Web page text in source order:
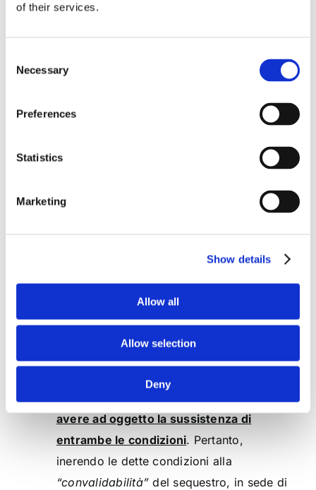
of their services.
Selection
Necessary
Preferences
Statistics
Marketing
Show details
Allow all
Allow selection
Deny
periculum.
solo in quanto confermata dalla giurisprudenza
diversi autori quali: Fabio Fiorucci,
“Tutela
, Giuffrè editore,
p. 113 e Gianluca Cascella,
, Dike collana
avere ad oggetto la sussistenza di
entrambe le condizioni. Pertanto,
inerendo le dette condizioni alla
“convalidabilità” del sequestro, in sede di